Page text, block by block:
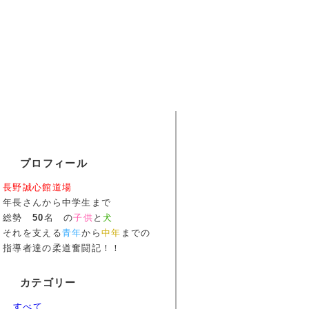
プロフィール
長野誠心館道場
年長さんから中学生まで
総勢 50名 の子供 と犬
それを支える青年から中年 までの
指導者達の柔道奮闘記！！
カテゴリー
すべて